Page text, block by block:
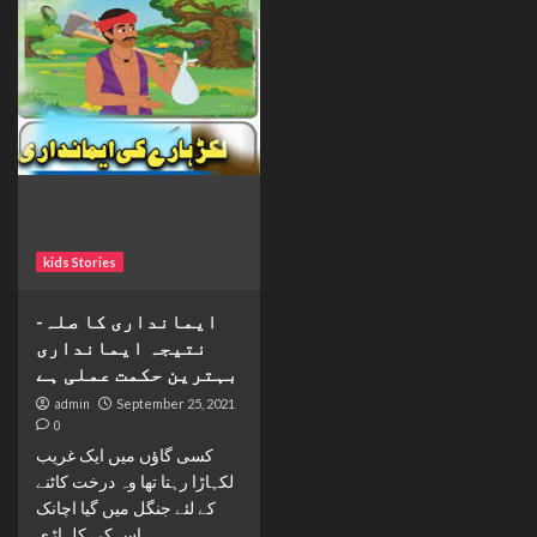
kids Stories
ایمانداری کا صلہ-
نتیجہ ایمانداری
بہترین حکمت عملی ہے
admin September 25, 2021
0
کسی گاؤں میں ایک غریب
لکہاڑا رہتا تھا وہ درخت کاٹنے
کے لئے جنگل میں گیا اچانک